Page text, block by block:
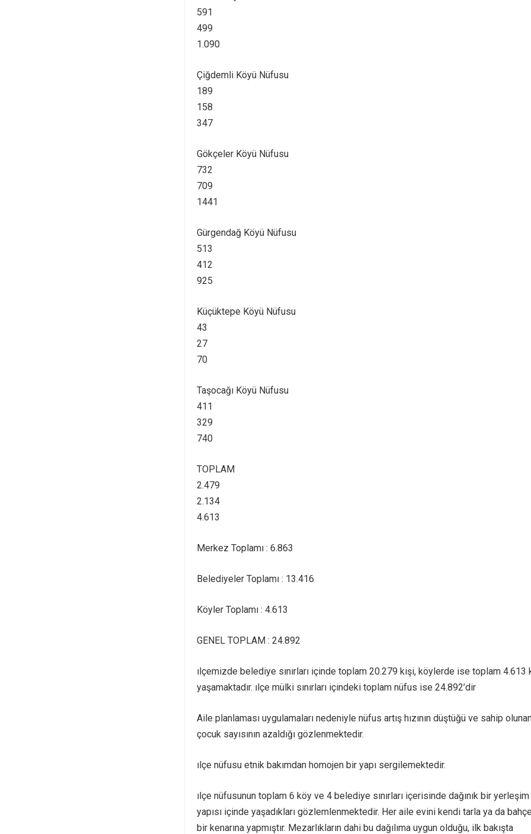
591
499
1.090
Çiğdemli Köyü Nüfusu
189
158
347
Gökçeler Köyü Nüfusu
732
709
1441
Gürgendağ Köyü Nüfusu
513
412
925
Küçüktepe Köyü Nüfusu
43
27
70
Taşocağı Köyü Nüfusu
411
329
740
TOPLAM
2.479
2.134
4.613
Merkez Toplamı : 6.863
Belediyeler Toplamı : 13.416
Köyler Toplamı : 4.613
GENEL TOPLAM : 24.892
ılçemizde belediye sınırları içinde toplam 20.279 kişi, köylerde ise toplam 4.613
yaşamaktadır. ılçe mülki sınırları içindeki toplam nüfus ise 24.892’dir
Aile planlaması uygulamaları nedeniyle nüfus artış hızının düştüğü ve sahip
çocuk sayısının azaldığı gözlenmektedir.
ılçe nüfusu etnik bakımdan homojen bir yapı sergilemektedir.
ılçe nüfusunun toplam 6 köy ve 4 belediye sınırları içerisinde dağınık bir yerleşim
yapısı içinde yaşadıkları gözlemlenmektedir. Her aile evini kendi tarla ya da
bir kenarına yapmıştır. Mezarlıkların dahi bu dağılıma uygun olduğu, ilk bakışta